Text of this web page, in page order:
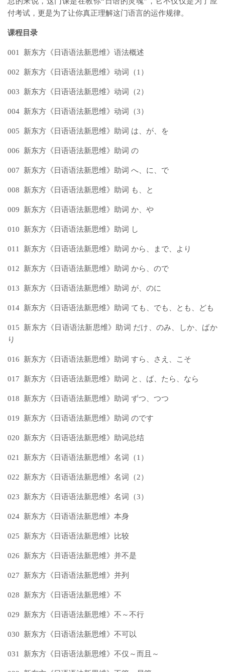
付考试，更是为了让你真正理解这门语言的运作规律。
课程目录
001 新东方《日语语法新思维》语法概述
002 新东方《日语语法新思维》动词（1）
003 新东方《日语语法新思维》动词（2）
004 新东方《日语语法新思维》动词（3）
005 新东方《日语语法新思维》助词 は、が、を
006 新东方《日语语法新思维》助词 の
007 新东方《日语语法新思维》助词 へ、に、で
008 新东方《日语语法新思维》助词 も、と
009 新东方《日语语法新思维》助词 か、や
010 新东方《日语语法新思维》助词 し
011 新东方《日语语法新思维》助词 から、まで、より
012 新东方《日语语法新思维》助词 から、ので
013 新东方《日语语法新思维》助词 が、のに
014 新东方《日语语法新思维》助词 ても、でも、とも、ども
015 新东方《日语语法新思维》助词 だけ、のみ、しか、ばか
り
016 新东方《日语语法新思维》助词 すら、さえ、こそ
017 新东方《日语语法新思维》助词 と、ば、たら、なら
018 新东方《日语语法新思维》助词 ずつ、つつ
019 新东方《日语语法新思维》助词 のです
020 新东方《日语语法新思维》助词总结
021 新东方《日语语法新思维》名词（1）
022 新东方《日语语法新思维》名词（2）
023 新东方《日语语法新思维》名词（3）
024 新东方《日语语法新思维》本身
025 新东方《日语语法新思维》比较
026 新东方《日语语法新思维》并不是
027 新东方《日语语法新思维》并列
028 新东方《日语语法新思维》不
029 新东方《日语语法新思维》不～不行
030 新东方《日语语法新思维》不可以
031 新东方《日语语法新思维》不仅～而且～